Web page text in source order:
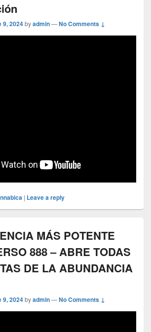
9, 2024byadmin—No Comments ↓
| Leave a reply
MÁS POTENTE
888 – ABRE TODAS
DE LA ABUNDANCIA
9, 2024byadmin—No Comments ↓